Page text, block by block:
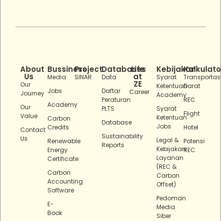
About
Us
Our
Journey
Our
Value
Contact
Us
Bussiness
Media
Jobs
Academy
Carbon
Credits
Renewable
Energy
Certificate
Carbon
Accounting
Software
E-
Book
Project
SINAR
Databases
Data
Daftar
Peraturan
PLTS
Database
Sustainability
Reports
Life
at
ZE
Career
Kebijakan
Syarat
Ketentuan
Academy
Syarat
Ketentuan
Jobs
Legal &
Kebijakan
Layanan
(REC &
Carbon
Offset)
Pedoman
Media
Siber
Darat
REC
Flight
Hotel
Potensi
REC